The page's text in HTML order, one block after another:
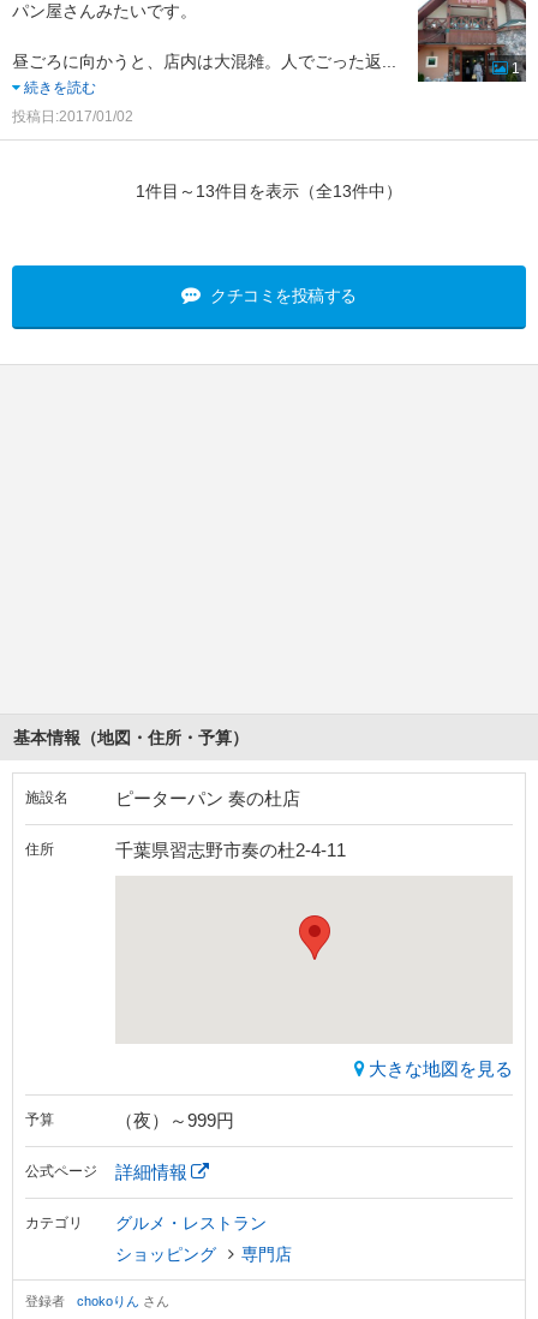
パン屋さんみたいです。
昼ごろに向かうと、店内は大混雑。人でごった返...
続きを読む
投稿日:2017/01/02
1
1件目～13件目を表示（全13件中）
クチコミを投稿する
基本情報（地図・住所・予算）
施設名 ピーターパン 奏の杜店
住所 千葉県習志野市奏の杜2-4-11
大きな地図を見る
予算 （夜）～999円
公式ページ 詳細情報
カテゴリ
グルメ・レストラン
ショッピング
専門店
登録者 chokoりん さん